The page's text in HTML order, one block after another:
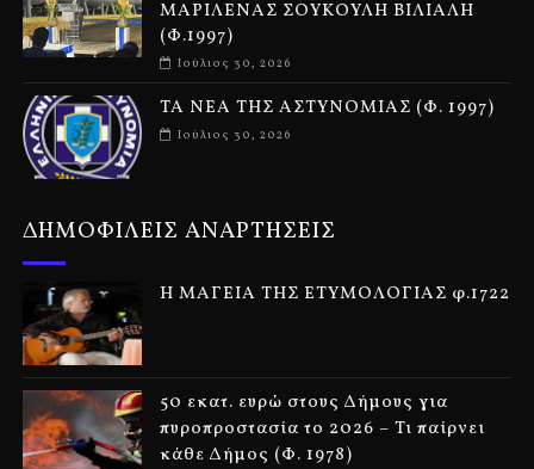
ΜΑΡΙΛΕΝΑΣ ΣΟΥΚΟΥΛΗ ΒΙΛΙΑΛΗ
(Φ.1997)
Ιούλιος 30, 2026
ΤΑ ΝΕΑ ΤΗΣ ΑΣΤΥΝΟΜΙΑΣ (Φ. 1997)
Ιούλιος 30, 2026
ΔΗΜΟΦΙΛΕΙΣ ΑΝΑΡΤΗΣΕΙΣ
Η ΜΑΓΕΙΑ ΤΗΣ ΕΤΥΜΟΛΟΓΙΑΣ φ.1722
50 εκατ. ευρώ στους Δήμους για
πυροπροστασία το 2026 – Τι παίρνει
κάθε Δήμος (Φ. 1978)